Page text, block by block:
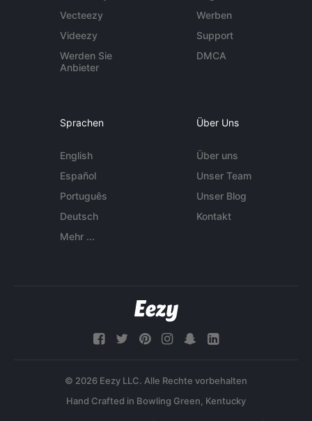
Vecteezy
Videezy
Werden Sie
Anbieter
Werben
Support
DMCA
Sprachen
English
Español
Português
Deutsch
Mehr ...
Über Uns
Über uns
Unser Team
Unser Blog
Kontakt
© 2026 Eezy LLC. Alle Rechte vorbehalten